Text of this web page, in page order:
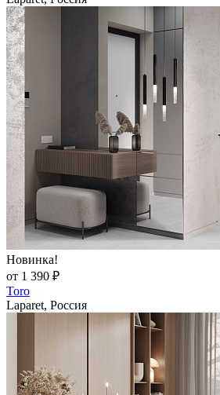
Новинка!
от 1 390 ₽
Toro
Laparet, Россия